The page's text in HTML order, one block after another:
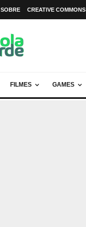
SOBRE CREATIVE COMMONS
FILMES GAMES